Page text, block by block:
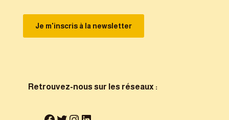
Je m'inscris à la newsletter
Retrouvez-nous sur les réseaux :